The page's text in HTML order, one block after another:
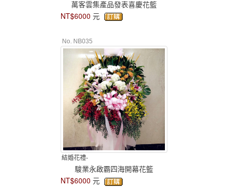
萬客雲集產品發表喜慶花籃
NT$6000 元
No. NB035
結婚花禮-
駿業永啟霸四海開幕花籃
NT$6000 元